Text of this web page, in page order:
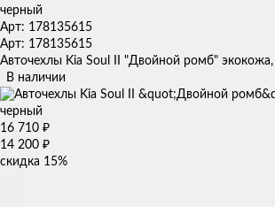
Арт: 178135615
Арт: 178135615
Авточехлы Kia Soul II "Двойной ромб"
В наличии
16 710 ₽
14 200 ₽
скидка 15%